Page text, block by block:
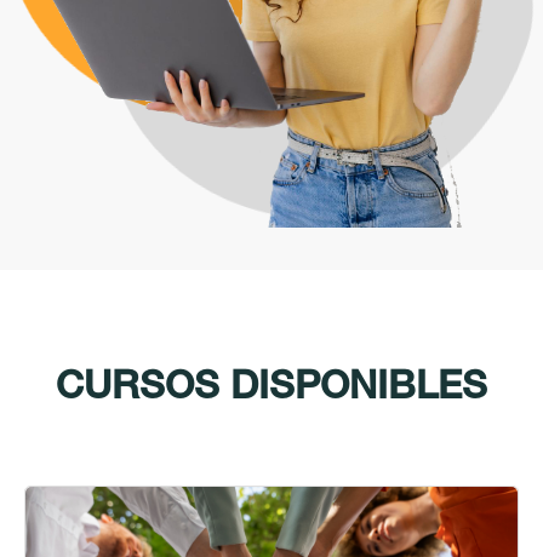
CURSOS DISPONIBLES